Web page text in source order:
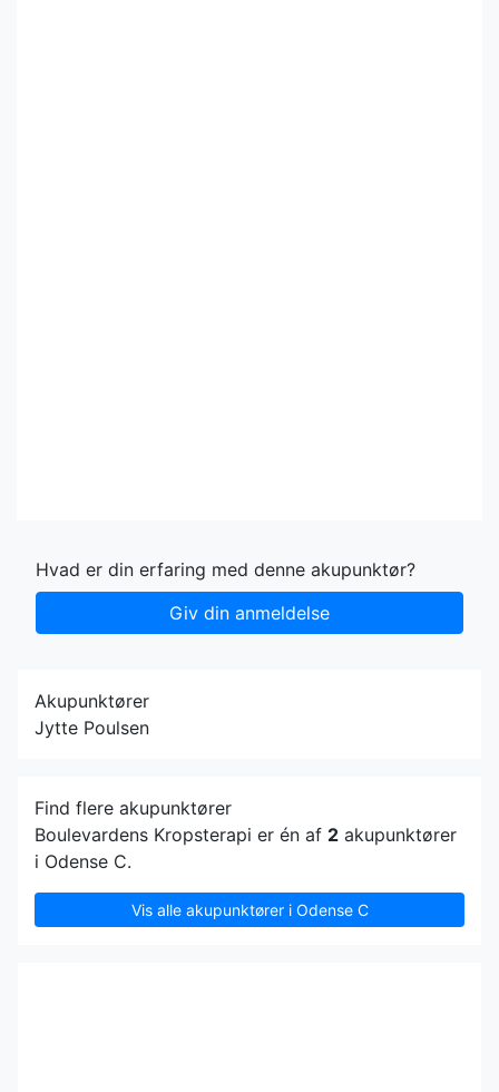
Hvad er din erfaring med denne akupunktør?
Giv din anmeldelse
Akupunktører
Jytte Poulsen
Find flere akupunktører
Boulevardens Kropsterapi er én af 2 akupunktører
i Odense C.
Vis alle akupunktører i Odense C